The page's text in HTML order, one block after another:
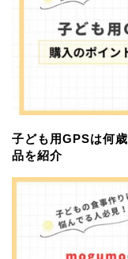
子ども用GPSは何
品を紹介